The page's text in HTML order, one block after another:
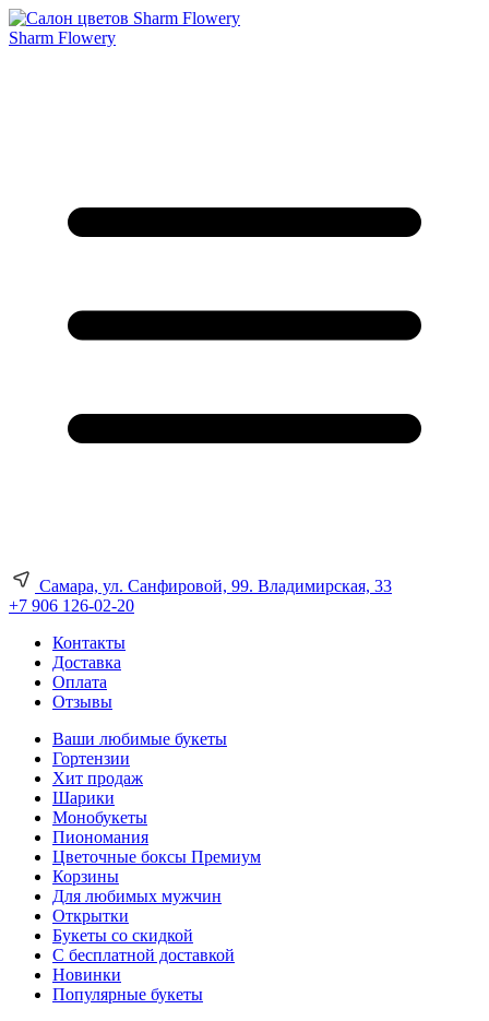
Sharm Flowery
Самара, ул. Санфировой, 99. Владимирская, 33
+7 906 126-02-20
Контакты
Доставка
Оплата
Отзывы
Ваши любимые букеты
Гортензии
Хит продаж
Шарики
Монобукеты
Пиономания
Цветочные боксы Премиум
Корзины
Для любимых мужчин
Открытки
Букеты со скидкой
С бесплатной доставкой
Новинки
Популярные букеты